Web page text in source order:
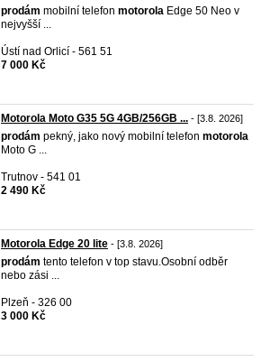
prodám mobilní telefon motorola Edge 50 Neo v
nejvyšší ...
Ústí nad Orlicí - 561 51
7 000 Kč
Motorola Moto G35 5G 4GB/256GB ... - [3.8. 2026]
prodám pekný, jako nový mobilní telefon motorola
Moto G ...
Trutnov - 541 01
2 490 Kč
Motorola Edge 20 lite - [3.8. 2026]
prodám tento telefon v top stavu.Osobní odběr
nebo zási ...
Plzeň - 326 00
3 000 Kč